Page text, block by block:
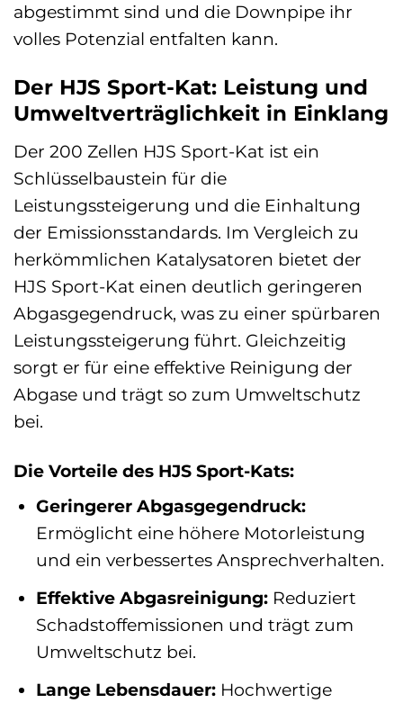
abgestimmt sind und die Downpipe ihr
volles Potenzial entfalten kann.
Der HJS Sport-Kat: Leistung und
Umweltverträglichkeit in Einklang
Der 200 Zellen HJS Sport-Kat ist ein
Schlüsselbaustein für die
Leistungssteigerung und die Einhaltung
der Emissionsstandards. Im Vergleich zu
herkömmlichen Katalysatoren bietet der
HJS Sport-Kat einen deutlich geringeren
Abgasgegendruck, was zu einer spürbaren
Leistungssteigerung führt. Gleichzeitig
sorgt er für eine effektive Reinigung der
Abgase und trägt so zum Umweltschutz
bei.
Die Vorteile des HJS Sport-Kats:
Geringerer Abgasgegendruck:
Ermöglicht eine höhere Motorleistung
und ein verbessertes Ansprechverhalten.
Effektive Abgasreinigung:Reduziert
Schadstoffemissionen und trägt zum
Umweltschutz bei.
Lange Lebensdauer:Hochwertige